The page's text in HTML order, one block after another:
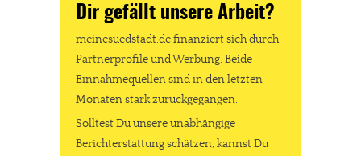
Dir gefällt unsere Arbeit?
meinesuedstadt.de finanziert sich durch
Partnerprofile und Werbung. Beide
Einnahmequellen sind in den letzten
Monaten stark zurückgegangen.
Solltest Du unsere unabhängige
Berichterstattung schätzen, kannst Du